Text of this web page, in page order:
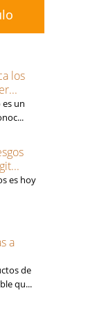
los
un
es hoy
a
de
qu...